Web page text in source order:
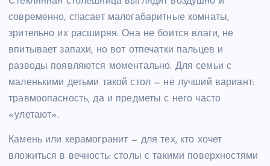
современно, спасает малогабаритные комнаты,
зрительно их расширяя. Она не боится влаги, не
впитывает запахи, но вот отпечатки пальцев и
разводы появляются моментально. Для семьи с
маленькими детьми такой стол — не лучший вариант:
травмоопасность, да и предметы с него часто
«улетают».
Камень или керамогранит — для тех, кто хочет
вложиться в вечность: столы с такими поверхностями